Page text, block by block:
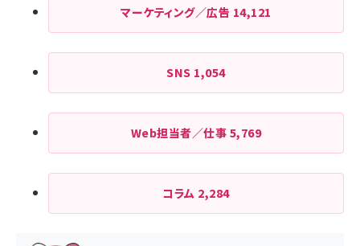
マーケティング／広告 14,121
SNS 1,054
Web担当者／仕事 5,769
コラム 2,284